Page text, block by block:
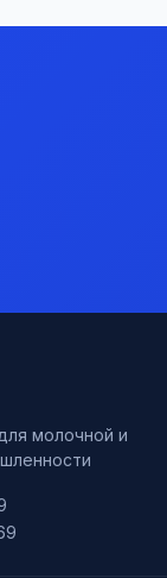
молочной и